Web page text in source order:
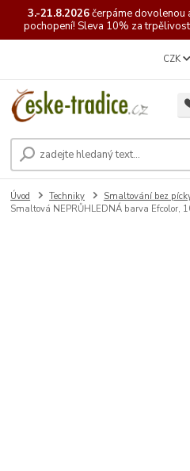
3.-21.8.2026čerpámedovolenou
pochopení! Sleva 10% za
CZK
Úvod Techniky Smaltování bez
Smaltová NEPRŮHLEDNÁ barva Efcolor,